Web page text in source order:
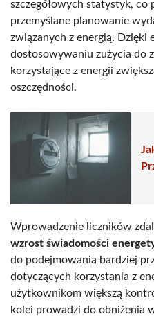
szczegółowych statystyk, co
przemyślane planowanie
związanych z energią. Dzięki
dostosowywaniu zużycia do
korzystające z energii
oszczędności.
Wprowadzenie liczników
wzrost świadomości
do podejmowania bardziej
dotyczących korzystania z
użytkownikom większą
kolei prowadzi do obniżenia